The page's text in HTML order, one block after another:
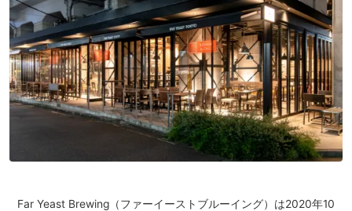
Far Yeast Brewing（ファーイーストブルーイング）は2020年10